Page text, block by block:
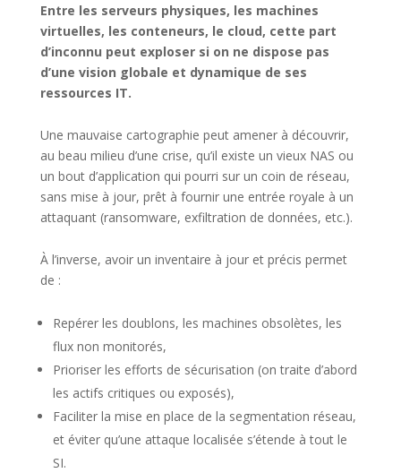
Entre les serveurs physiques, les machines
virtuelles, les conteneurs, le cloud, cette part
d’inconnu peut exploser si on ne dispose pas
d’une vision globale et dynamique de ses
ressources IT.
Une mauvaise cartographie peut amener à découvrir,
au beau milieu d’une crise, qu’il existe un vieux NAS ou
un bout d’application qui pourri sur un coin de réseau,
sans mise à jour, prêt à fournir une entrée royale à un
attaquant (ransomware, exfiltration de données, etc.).
À l’inverse, avoir un inventaire à jour et précis permet
de :
Repérer les doublons, les machines obsolètes, les
flux non monitorés,
Prioriser les efforts de sécurisation (on traite d’abord
les actifs critiques ou exposés),
Faciliter la mise en place de la segmentation réseau,
et éviter qu’une attaque localisée s’étende à tout le
SI.